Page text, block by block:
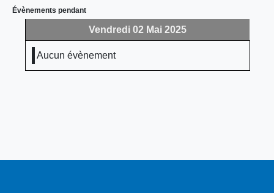
Évènements pendant
Vendredi 02 Mai 2025
Aucun évènement